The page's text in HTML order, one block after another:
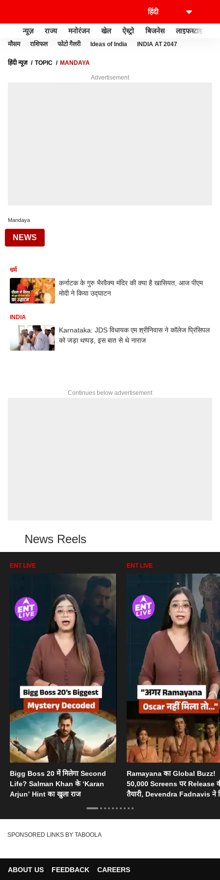
न्यूज़ राज्य मनोरंजन खेल ऐस्ट्रो बिजनेस लाइफस्टाइल
मौसम राशिफल फोटो गैलरी Ideas of India INDIA AT 2047
हिंदी न्यूज़ TOPIC MANDAYA
Advertisement
Mandaya
NEWS
धर्म
कर्नाटक के गुरु भैरवैक्य मंदिर की क्या है खासियत, आज पीएम
मोदी ने किया उद्घाटन
INDIA
Karnataka: JDS विधायक एम श्रीनिवास ने कॉलेज प्रिंसिपल
को जड़ा थप्पड़, इस बात से थे नाराज
Continues below advertisement
News Reels
ENT LIVE
Bigg Boss 20 में मिलेगा Second
Life? Salman Khan के ‘Karan
Arjun’ Hint का खुला राज
ENT LIVE
Ramayana का Global Buzz!
50,000 Screens पर Release
तैयारी, Devendra Fadnavis ने
SPONSORED LINKS BY TABOOLA
ABOUT US FEEDBACK CAREERS